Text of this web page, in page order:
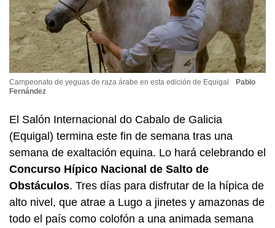
Campeonato de yeguas de raza árabe en esta edición de Equigal
Pablo
Fernández
El Salón Internacional do Cabalo de Galicia
(Equigal) termina este fin de semana tras una
semana de exaltación equina. Lo hará celebrando el
Concurso Hípico Nacional de Salto de
Obstáculos. Tres días para disfrutar de la hípica de
alto nivel, que atrae a Lugo a jinetes y amazonas de
todo el país como colofón a una animada semana